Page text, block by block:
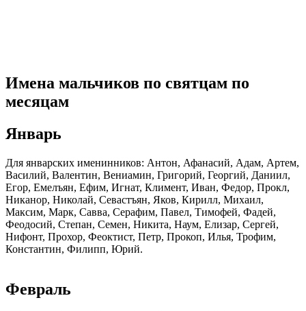
Имена мальчиков по святцам по
месяцам
Январь
Для январских именинников: Антон, Афанасий, Адам, Артем,
Василий, Валентин, Вениамин, Григорий, Георгий, Даниил,
Егор, Емелъян, Ефим, Игнат, Климент, Иван, Федор, Прокл,
Никанор, Николай, Севастъян, Яков, Кирилл, Михаил,
Максим, Марк, Савва, Серафим, Павел, Тимофей, Фадей,
Феодосий, Степан, Семен, Никита, Наум, Елизар, Сергей,
Нифонт, Прохор, Феоктист, Петр, Прокоп, Илья, Трофим,
Константин, Филипп, Юрий.
Февраль